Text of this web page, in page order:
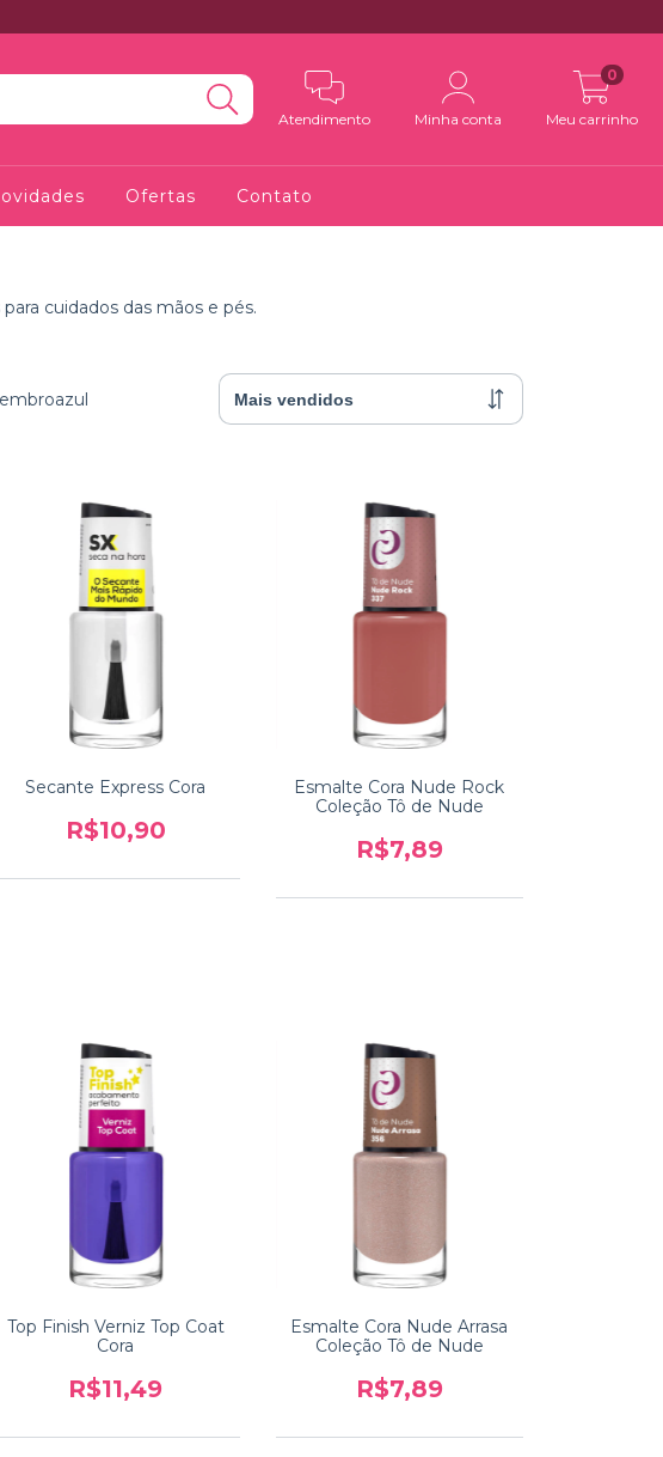
Atendimento Minha conta Meu carrinho
0
Ofertas Contato
cuidados das mãos e pés.
Secante Express Cora
R$10,90
Esmalte Cora Nude Rock
Coleção Tô de Nude
R$7,89
Top Finish Verniz Top Coat
Cora
R$11,49
Esmalte Cora Nude Arrasa
Coleção Tô de Nude
R$7,89